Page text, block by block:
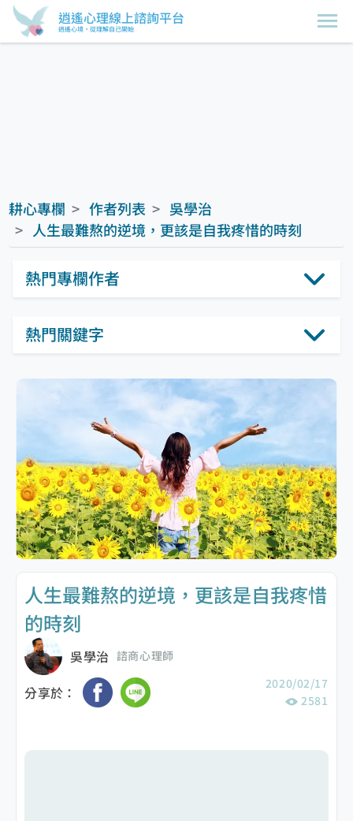
逍遙心理線上諮詢平台
逍遙心境，從理解自己開始
人生最難熬的逆境，更該是自我疼惜
的時刻
吳學治 諮商心理師
分享於：
2020/02/17
2581
熱門關鍵字
熱門專欄作者
耕心專欄 作者列表
吳學治
人生最難熬的逆境，更該是自我疼惜的時刻